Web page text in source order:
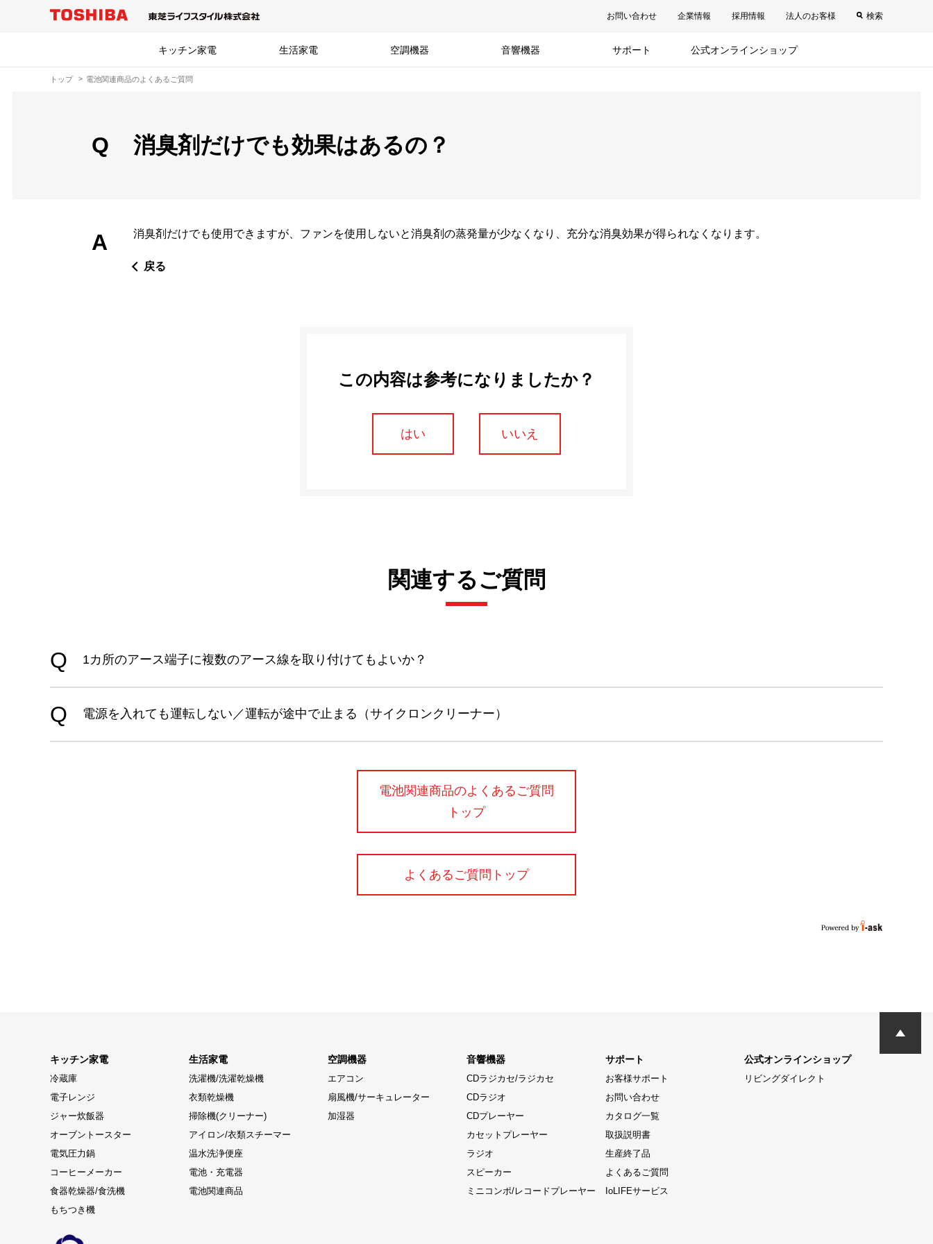
お問い合わせ 企業情報 採用情報 法人のお客様 検索
キッチン家電 生活家電 空調機器 音響機器 サポート 公式オンラインショップ
トップ 電池関連商品のよくあるご質問
Q 消臭剤だけでも効果はあるの？
A 消臭剤だけでも使用できますが、 ファンを使用しないと消臭剤の蒸発量が少なくなり、 充分な消臭効果が得られなくなります。
戻る
この内容は参考になりましたか？
はい いいえ
関連するご質問
1カ所のアース端子に複数のアース線を取り付けてもよいか？
電源を入れても運転しない／運転が途中で止まる（サイクロンクリーナー）
電池関連商品のよくあるご質問
トップ
よくあるご質問トップ
キッチン家電
冷蔵庫
電子レンジ
ジャー炊飯器
オーブントースター
電気圧力鍋
コーヒーメーカー
食器乾燥器/食洗機
もちつき機
生活家電
洗濯機/洗濯乾燥機
衣類乾燥機
掃除機(クリーナー)
アイロン/衣類スチーマー
温水洗浄便座
電池・充電器
電池関連商品
空調機器
エアコン
扇風機/サーキュレーター
加湿器
音響機器
CDラジカセ/ラジカセ
CDラジオ
CDプレーヤー
カセットプレーヤー
ラジオ
スピーカー
ミニコンポ/レコードプレーヤー
サポート
お客様サポート
お問い合わせ
カタログ一覧
取扱説明書
生産終了品
よくあるご質問
IoLIFEサービス
公式オンラインショップ
リビングダイレクト